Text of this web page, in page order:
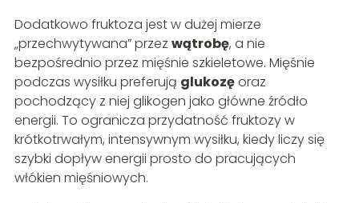
Dodatkowo fruktoza jest w dużej mierze
„przechwytywana” przez wątrobę, a nie
bezpośrednio przez mięśnie szkieletowe. Mięśnie
podczas wysiłku preferują glukozęoraz
pochodzący z niej glikogen jako główne źródło
energii. To ogranicza przydatność fruktozy w
krótkotrwałym, intensywnym wysiłku, kiedy liczy się
szybki dopływ energii prosto do pracujących
włókien mięśniowych.